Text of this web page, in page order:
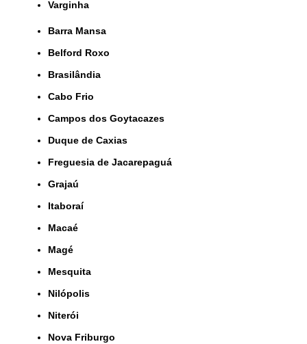
Varginha
Barra Mansa
Belford Roxo
Brasilândia
Cabo Frio
Campos dos Goytacazes
Duque de Caxias
Freguesia de Jacarepaguá
Grajaú
Itaboraí
Macaé
Magé
Mesquita
Nilópolis
Niterói
Nova Friburgo